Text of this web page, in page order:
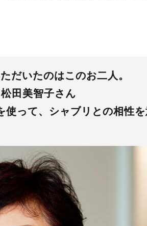
だいたのはこのお二人。
田美智子さん
使って、シャブリとの相性